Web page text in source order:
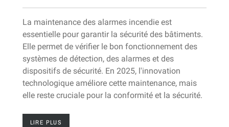
La maintenance des alarmes incendie est
essentielle pour garantir la sécurité des bâtiments.
Elle permet de vérifier le bon fonctionnement des
systèmes de détection, des alarmes et des
dispositifs de sécurité. En 2025, l'innovation
technologique améliore cette maintenance, mais
elle reste cruciale pour la conformité et la sécurité.
LIRE PLUS